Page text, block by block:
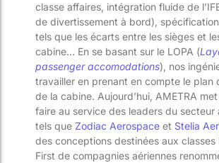
classe affaires, intégration fluide de
de divertissement à bord),
tels que les écarts entre les sièges et
cabine… En se basant sur le LOPA (
passenger accomodations), nos
travailler en prenant en compte le plan
de la cabine. Aujourd’hui, AMETRA
faire au service des leaders du secteur
tels que Zodiac Aerospace et Stelia
des conceptions destinées aux classes
First de compagnies aériennes